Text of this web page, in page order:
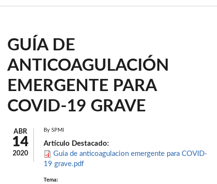
GUÍA DE
ANTICOAGULACIÓN
EMERGENTE PARA
COVID-19 GRAVE
ABR
14
2020
By SPMI
Artículo Destacado:
Guia de anticoagulacion emergente para COVID-
19 grave.pdf
Tema: